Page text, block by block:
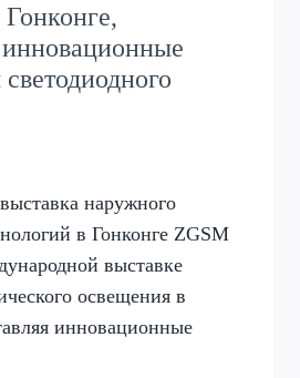
инновационные
наружного
в Гонконге ZGSM
выставке
освещения в
инновационные